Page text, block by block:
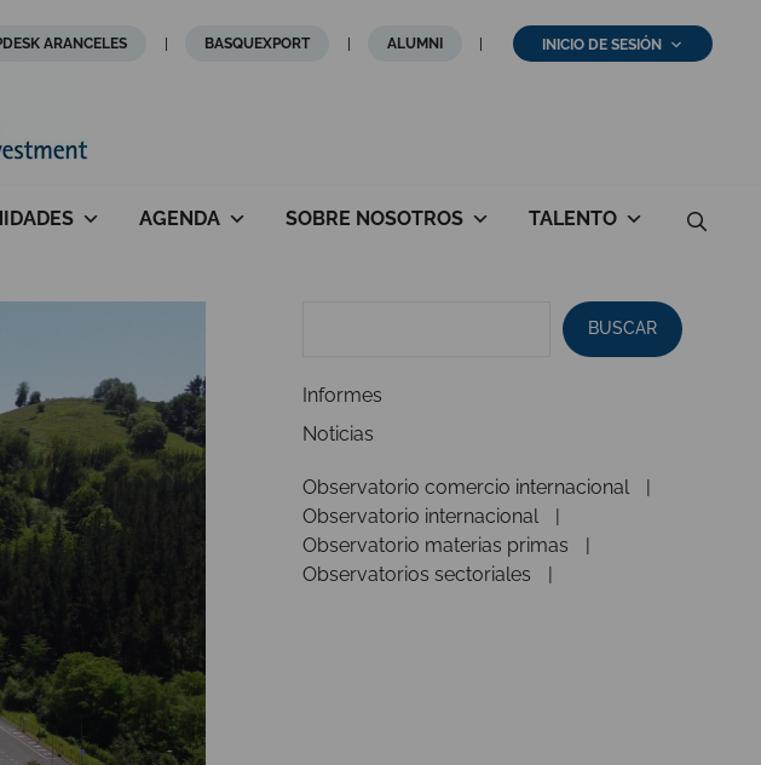
ARANCELES BASQUEXPORT ALUMNI INICIO DE SESIÓN
AGENDA SOBRE NOSOTROS TALENTO
BUSCAR
Informes
Noticias
Observatorio comercio internacional
Observatorio internacional
Observatorio materias primas
Observatorios sectoriales